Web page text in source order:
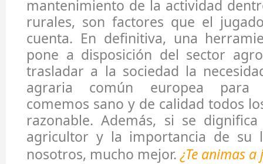
mantenimiento de la actividad
rurales, son factores que el
cuenta. En definitiva, una
pone a disposición del sector
trasladar a la sociedad la
agraria común europea para
comemos sano y de calidad todos
razonable. Además, si se
agricultor y la importancia de su
nosotros, mucho mejor.¿Te animas